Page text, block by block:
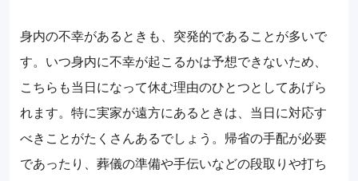
身内の不幸があるときも、突発的であることが多いで
す。いつ身内に不幸が起こるかは予想できないため、
こちらも当日になって休む理由のひとつとしてあげら
れます。特に実家が遠方にあるときは、当日に対応す
べきことがたくさんあるでしょう。帰省の手配が必要
であったり、葬儀の準備や手伝いなどの段取りや打ち